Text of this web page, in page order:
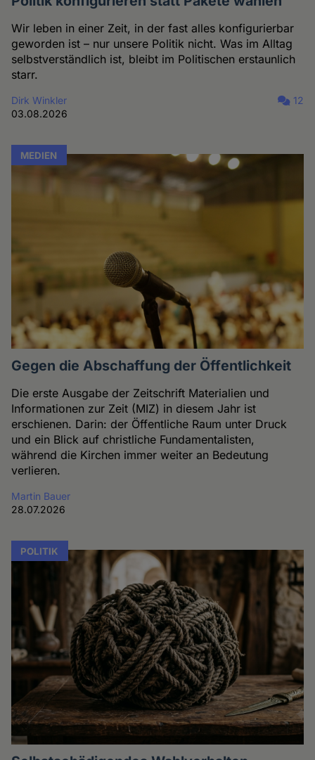
Wir leben in einer Zeit, in der fast alles konfigurierbar
geworden ist – nur unsere Politik nicht. Was im Alltag
selbstverständlich ist, bleibt im Politischen erstaunlich
starr.
Dirk Winkler
03.08.2026
12
MEDIEN
Gegen die Abschaffung der Öffentlichkeit
Die erste Ausgabe der Zeitschrift Materialien und
Informationen zur Zeit (MIZ) in diesem Jahr ist
erschienen. Darin: der Öffentliche Raum unter Druck
und ein Blick auf christliche Fundamentalisten,
während die Kirchen immer weiter an Bedeutung
verlieren.
Martin Bauer
28.07.2026
POLITIK